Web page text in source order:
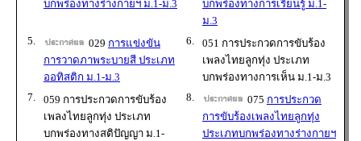
บกพร่องทางร่างกายฯ ม.1-ม.3
บกพร่องทางการเรียนรู้ ม.1-
ม.3
5.
029 การแข่งขัน
การวาดภาพระบายสี ประเภท
ออทิสติก ม.1-ม.3
6.
051 การประกวดการขับร้อง
เพลงไทยลูกทุ่ง ประเภท
บกพร่องทางการเห็น ม.1-ม.3
7.
059 การประกวดการขับร้อง
เพลงไทยลูกทุ่ง ประเภท
บกพร่องทางสติปัญญา ม.1-
8. 075 การประกวด
การขับร้องเพลงไทยลูกทุ่ง
ประเภทบกพร่องทางร่างกายฯ